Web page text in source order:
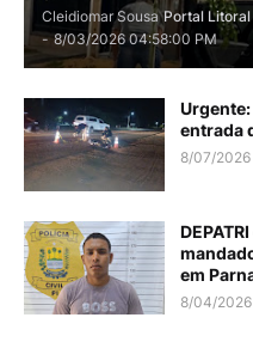
Cleidiomar Sousa Portal
- 8/03/2026 04:58:00 PM
entrada
8/07/
em
8/04/